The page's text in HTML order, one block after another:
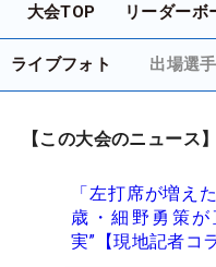
大会TOP リーダーボ
ライブフォト 出場選手
【この大会のニュース】
「左打席が増え
歳・細野勇策
実”【現地記者コ